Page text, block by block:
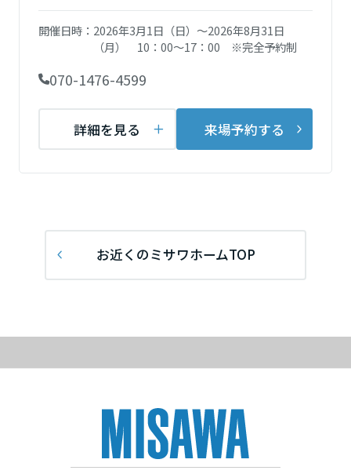
ミサワアイデンティティ
開催日時： 2026年3月1日（日）～2026年8月31日
（月） 10：00～17：00 ※完全予約制
070-1476-4599
詳細を見る 来場予約する
お近くのミサワホームTOP
東京都
甲信越・北陸
新潟県